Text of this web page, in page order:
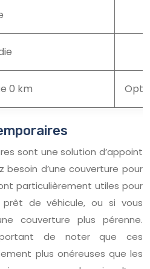
0 km
sont une solution d’appoint
besoin d’une couverture pour
particulièrement utiles pour
de véhicule, ou si vous
couverture plus pérenne.
de noter que ces
plus onéreuses que les